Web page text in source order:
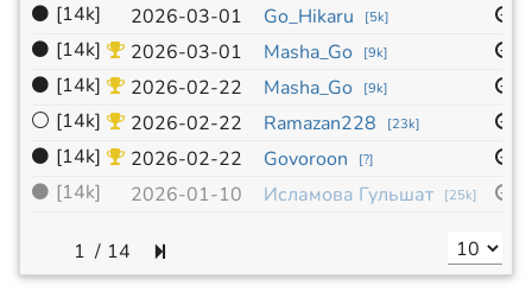
⚫ [14k] 2026-03-01 Go_Hikaru [5k]
⚫ [14k] 2026-03-01 Masha_Go [9k]
⚫ [14k] 2026-02-22 Masha_Go [9k]
⚪ [14k] 2026-02-22 Ramazan228 [23k]
⚫ [14k] 2026-02-22 Govoroon [?]
⚫ [14k] 2026-01-10 Исламова Гульшат [25k]
/ 14